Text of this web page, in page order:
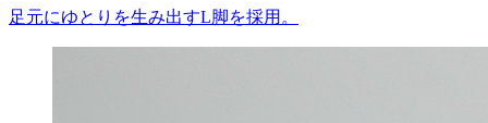
足元にゆとりを生み出すL脚を採用。